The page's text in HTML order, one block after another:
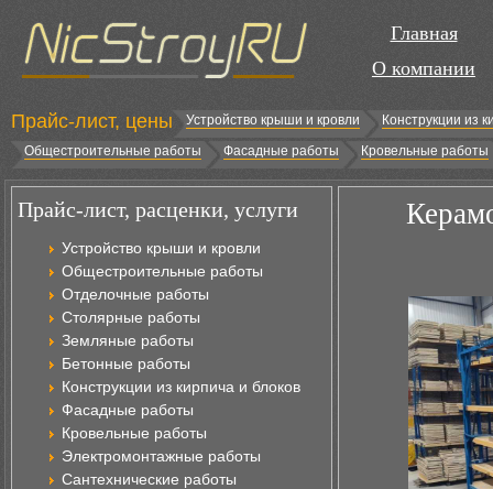
Главная
О компании
Прайс-лист, цены Устройство крыши и кровли
Конструкции из
Общестроительные работы
Фасадные работы Кровельные работы
Прайс-лист, расценки, услуги
Устройство крыши и кровли
Общестроительные работы
Отделочные работы
Столярные работы
Земляные работы
Бетонные работы
Конструкции из кирпича и блоков
Фасадные работы
Кровельные работы
Электромонтажные работы
Сантехнические работы